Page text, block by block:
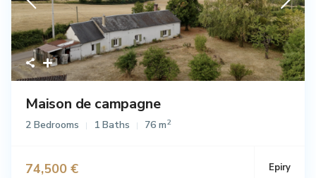
Maison de campagne
2 Bedrooms 1 Baths 76 m2
74,500 € Epiry